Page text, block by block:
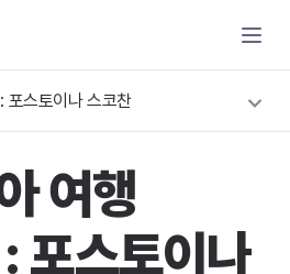
포스토이나 스코찬
여행
포스토이나